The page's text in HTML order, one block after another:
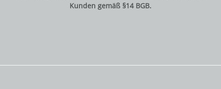
Kunden gemäß §14 BGB.